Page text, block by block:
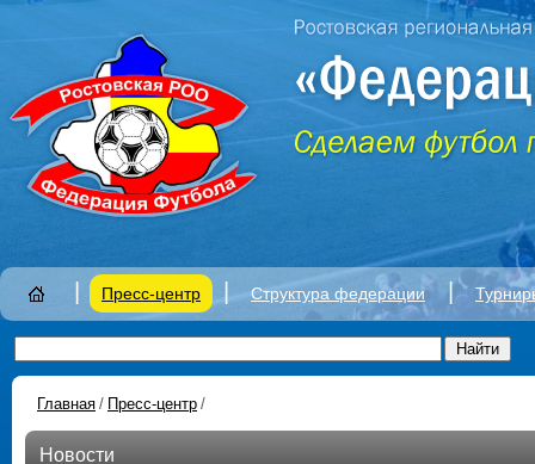
Пресс-центр Структура федерации |
Главная / Пресс-центр /
Новости